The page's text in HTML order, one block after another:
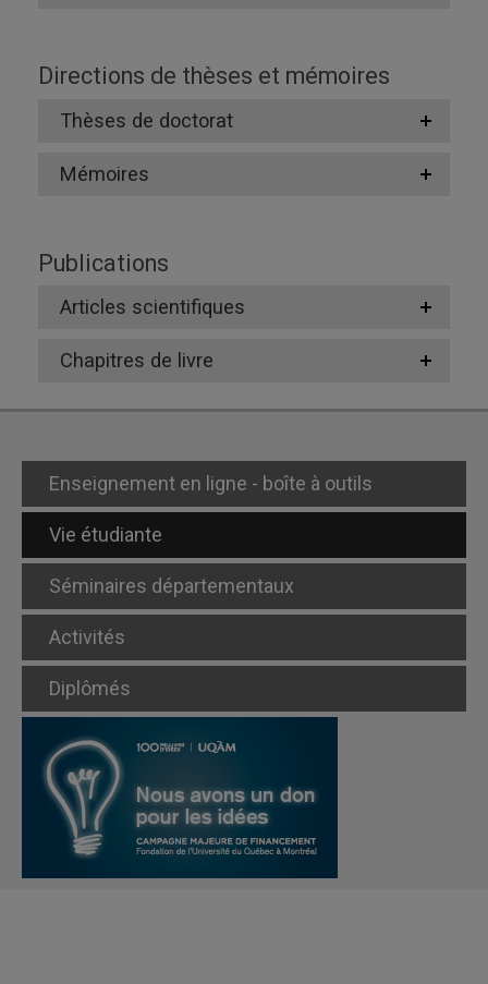
Directions de thèses et mémoires
Thèses de doctorat
Mémoires
Publications
Articles scientifiques
Chapitres de livre
Enseignement en ligne - boîte à outils
Vie étudiante
Séminaires départementaux
Activités
Diplômés